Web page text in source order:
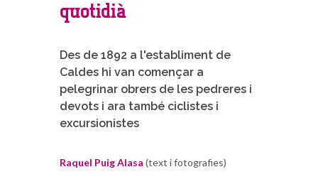
quotidià
Des de 1892 a l'establiment de
Caldes hi van començar a
pelegrinar obrers de les pedreres i
devots i ara també ciclistes i
excursionistes
Raquel Puig Alasa (text i fotografies)